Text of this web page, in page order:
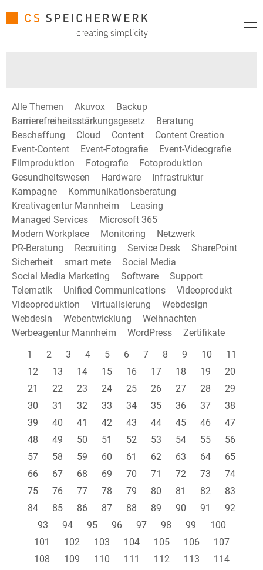
Alle Themen Akuvox
Backup
Barrierefreiheitsstärkungsgesetz
Beratung
Beschaffung
Cloud Content
Content Creation
Event-Content
Event-Fotografie
Event-Videografie
Filmproduktion
Fotografie
Fotoproduktion
Gesundheitswesen
Hardware
Infrastruktur
Kampagne
Kommunikationsberatung
Kreativagentur Mannheim
Leasing
Managed Services
Microsoft 365
Modern Workplace
Monitoring
Netzwerk
PR-Beratung
Recruiting Service Desk
SharePoint
Sicherheit
smart mete
Social Media
Social Media Marketing
Software
Support
Telematik
Unified Communications
Videoprodukt
Videoproduktion
Virtualisierung
Webdesign
Webdesin
Webentwicklung
Weihnachten
Werbeagentur Mannheim
WordPress
Zertifikate
1
2 3 4 5 6 7 8 9 10
11
12
13 14 15 16 17 18 19
20
21
22 23 24 25 26 27 28
29
30
31 32 33 34 35 36 37
38
39
40 41 42 43 44 45 46
47
48
49 50 51 52 53 54 55
56
57
58 59 60 61 62 63 64
65
66
67 68 69 70 71 72 73
74
75
76 77 78 79 80 81 82
83
84
85 86 87 88 89 90 91
92
93
94 95 96 97 98 99
100
101
102 103 104 105 106
107
108
109 110 111 112 113
114